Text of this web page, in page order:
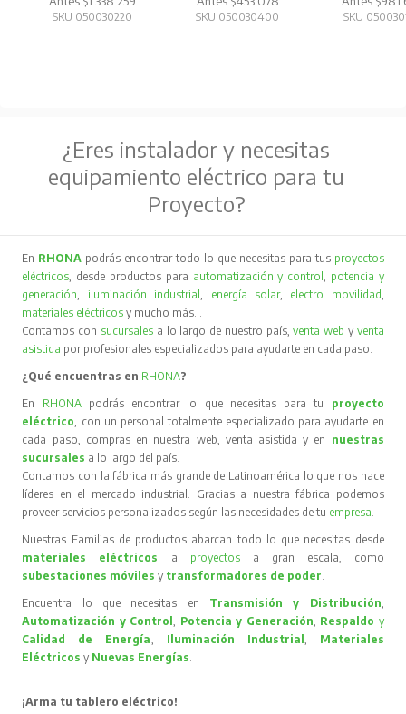
SKU 050030220 SKU 050030400 SKU
¿Eres instalador y necesitas
equipamiento eléctrico para tu
Proyecto?
En RHONA podrás encontrar todo lo que necesitas para tus proyectos
eléctricos , desde productos para automatización y control
potencia y
generación
iluminación industrial energía solar, electro movilidad
materiales eléctricos y mucho más…
Contamos con sucursales a lo largo de nuestro país,venta web y venta
asistida por profesionales especializados para ayudarte en cada paso.
¿Qué encuentras en RHONA?
En RHONA podrás encontrar lo que necesitas para tu proyecto
eléctrico , con un personal totalmente especializado para ayudarte en
cada paso, compras en nuestra web, venta asistida y en nuestras
sucursales a lo largo del país.
Contamos con la fábrica más grande de Latinoamérica lo que nos hace
líderes en el mercado industrial. Gracias a nuestra fábrica podemos
proveer servicios personalizados según las necesidades de tu empresa
Nuestras Familias de productos abarcan todo lo que necesitas desde
materiales eléctricos
a proyectos
a gran escala, como
subestaciones móvilesy transformadores de poder
Encuentra lo que necesitas en Transmisión y Distribución
Automatización y Control
Potencia y Generación Respaldo y
Calidad de Energía
Iluminación Industrial
Materiales
Eléctricos y Nuevas Energías
¡Arma tu tablero eléctrico!